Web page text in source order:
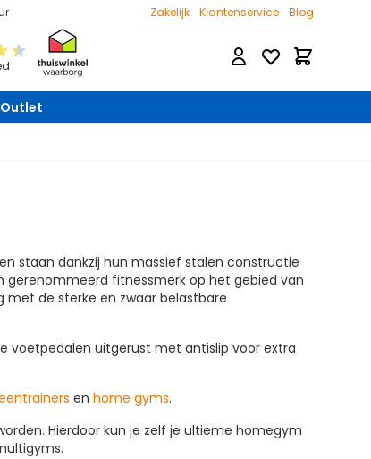
Zakelijk Klantenservice Blog
Verlanglijst
Outlet
staan dankzij hun massief stalen constructie
gerenommeerd fitnessmerk op het gebied van
de sterke en zwaar belastbare
voetpedalen uitgerust met antislip voor extra
en home gyms.
Hierdoor kun je zelf je ultieme homegym